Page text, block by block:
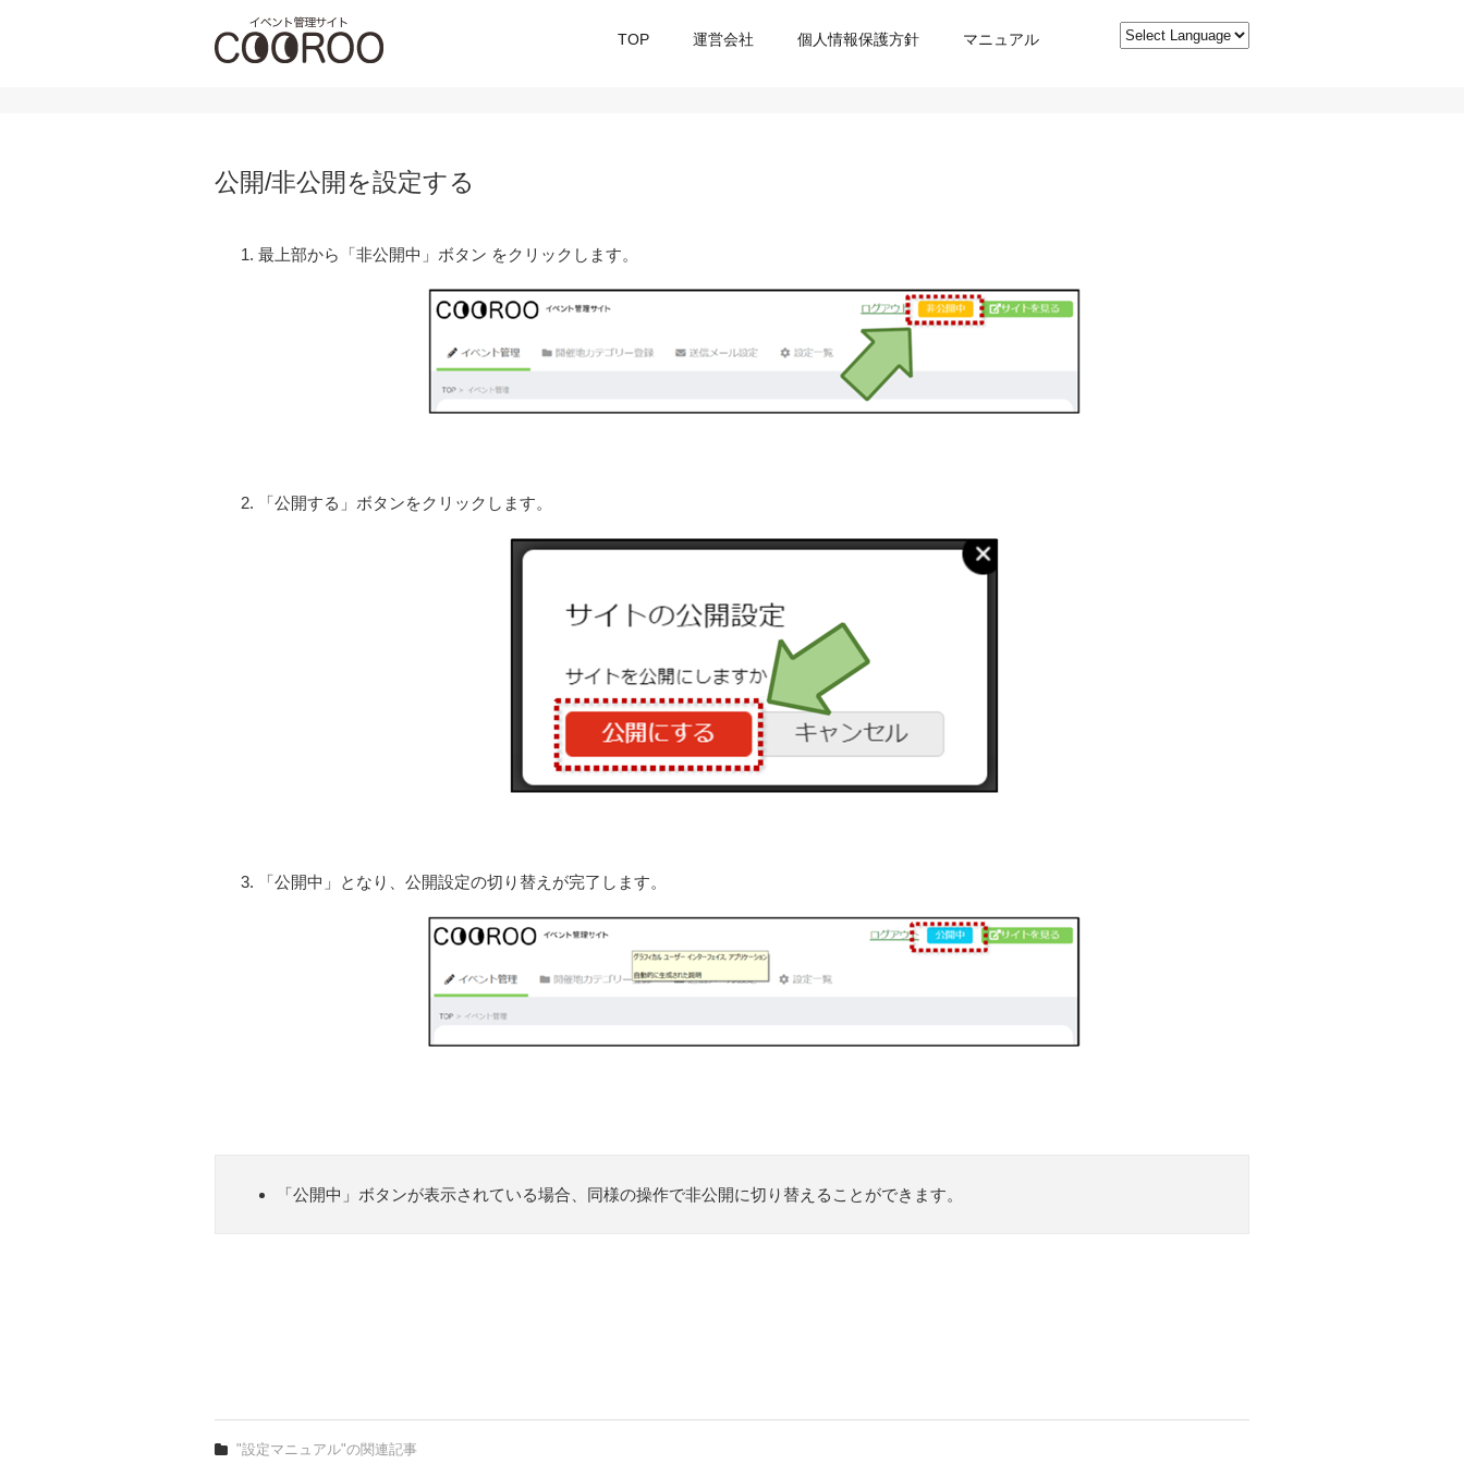
TOP 運営会社 個人情報保護方針 マニュアル
公開/非公開を設定する
最上部から「非公開中」ボタン をクリックします。
「公開する」ボタンをクリックします。
「公開中」となり、公開設定の切り替えが完了します。
「公開中」ボタンが表示されている場合、同様の操作で非公開に切り替えることができます。
"設定マニュアル"の関連記事